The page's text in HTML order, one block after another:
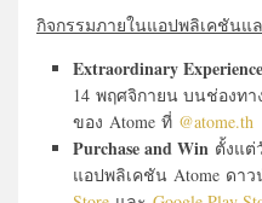
กิจกรรมภายในแอปพลิเคชันแ
Extraordinary
14 พฤศจิกายน บนช่องท
ของ Atome ที่ @atome.th
Purchase and Win ตั้งแต่
แอปพลิเคชัน Atome ดา